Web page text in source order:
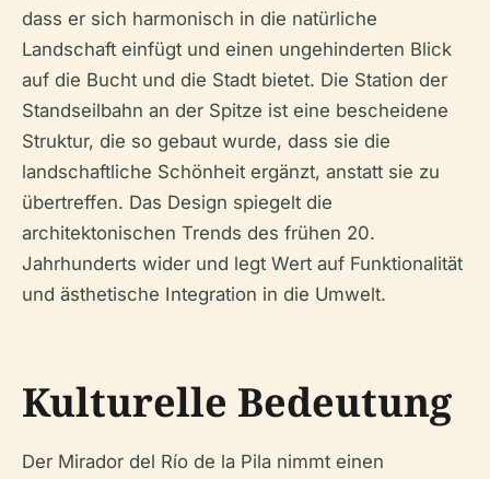
dass er sich harmonisch in die natürliche
Landschaft einfügt und einen ungehinderten Blick
auf die Bucht und die Stadt bietet. Die Station der
Standseilbahn an der Spitze ist eine bescheidene
Struktur, die so gebaut wurde, dass sie die
landschaftliche Schönheit ergänzt, anstatt sie zu
übertreffen. Das Design spiegelt die
architektonischen Trends des frühen 20.
Jahrhunderts wider und legt Wert auf Funktionalität
und ästhetische Integration in die Umwelt.
Kulturelle Bedeutung
Der Mirador del Río de la Pila nimmt einen